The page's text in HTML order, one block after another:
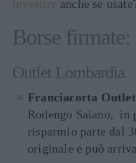
investire anche se
Borse
Outlet Lombardia
Franciacorta
Rodengo Saiano,
risparmio parte dal
originale e può